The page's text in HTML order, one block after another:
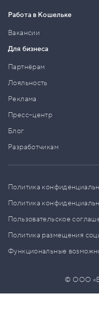
Работа в Кошельке
Вакансии
Для бизнеса
Партнёрам
Лояльность
Реклама
Пресс–центр
Блог
Разработчикам
Политика
Политика
Пользовательское
Политика размещения
Функциональные
© ООО